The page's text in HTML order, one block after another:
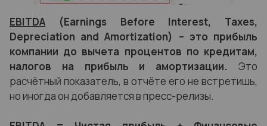
EBITDA (Earnings Before Interest, Taxes,
Depreciation and Amortization) – это прибыль
компании до вычета процентов по кредитам,
налогов на прибыль и амортизации. Это
расчётный показатель, в отчёте его не встретишь,
но иногда он добавляется в пресс-релизы.